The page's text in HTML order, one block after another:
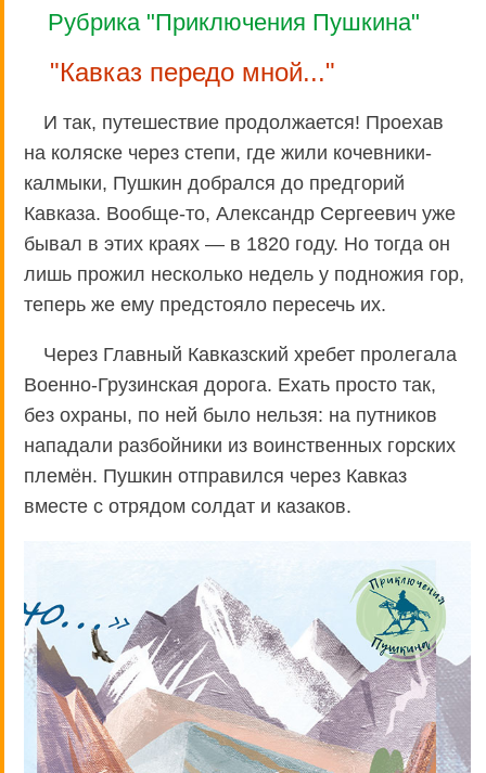
Рубрика "Приключения Пушкина"
"Кавказ передо мной..."
И так, путешествие продолжается! Проехав
на коляске через степи, где жили кочевники-
калмыки, Пушкин добрался до предгорий
Кавказа. Вообще-то, Александр Сергеевич уже
бывал в этих краях — в 1820 году. Но тогда он
лишь прожил несколько недель у подножия гор,
теперь же ему предстояло пересечь их.
Через Главный Кавказский хребет пролегала
Военно-Грузинская дорога. Ехать просто так,
без охраны, по ней было нельзя: на путников
нападали разбойники из воинственных горских
племён. Пушкин отправился через Кавказ
вместе с отрядом солдат и казаков.